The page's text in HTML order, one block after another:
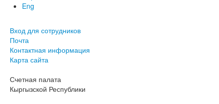
Eng
Вход для сотрудников
Почта
Контактная информация
Карта сайта
Счетная палата
Кыргызской Республики